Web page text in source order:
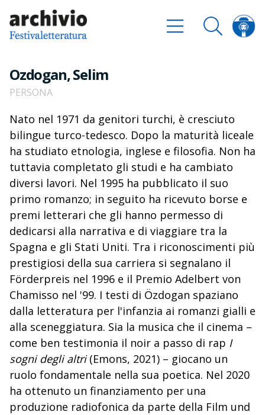
Ozdogan, Selim
PERSONA
Nato nel 1971 da genitori turchi, è cresciuto
bilingue turco-tedesco. Dopo la maturità liceale
ha studiato etnologia, inglese e filosofia. Non ha
tuttavia completato gli studi e ha cambiato
diversi lavori. Nel 1995 ha pubblicato il suo
primo romanzo; in seguito ha ricevuto borse e
premi letterari che gli hanno permesso di
dedicarsi alla narrativa e di viaggiare tra la
Spagna e gli Stati Uniti. Tra i riconoscimenti più
prestigiosi della sua carriera si segnalano il
Förderpreis nel 1996 e il Premio Adelbert von
Chamisso nel '99. I testi di Özdogan spaziano
dalla letteratura per l'infanzia ai romanzi gialli e
alla sceneggiatura. Sia la musica che il cinema –
come ben testimonia il noir a passo di rap I
sogni degli altri(Emons, 2021) – giocano un
ruolo fondamentale nella sua poetica. Nel 2020
ha ottenuto un finanziamento per una
produzione radiofonica da parte della Film und